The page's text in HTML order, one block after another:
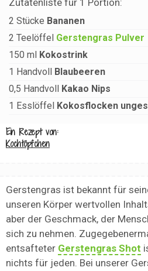
Zutatenliste für 1 Portion:
2 Stücke Bananen
2 Teelöffel Gerstengras Pulver
150 ml
Kokostrink
1 Handvoll
Blaubeeren
0,5 Handvoll
Kakao Nips
1 Esslöffel Kokosflocken
Ein Rezept von:
Kochtöpfchen
Gerstengras ist bekannt für
unseren Körper wertvollen
aber der Geschmack, der
sich zu nehmen.
entsafteter Gerstengras Shot
nichts für jeden. Bei unserer